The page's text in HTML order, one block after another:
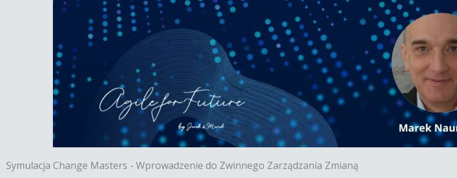
Symulacja Change Masters - Wprowadzenie do Zwinnego Zarządzania Zmianą